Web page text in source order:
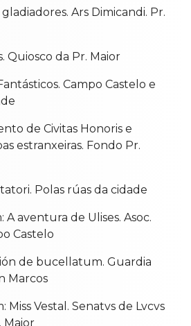
gladiadores. Ars Dimicandi. Pr.
Quiosco da Pr. Maior
Campo Castelo e
de Civitas Honoris e
estranxeiras. Fondo Pr.
Polas rúas da cidade
aventura de Ulises. Asoc.
Castelo
de bucellatum. Guardia
Marcos
Miss Vestal. Senatvs de Lvcvs
Maior